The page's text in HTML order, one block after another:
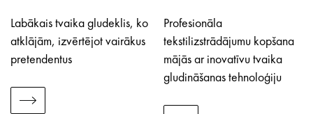
Labākais tvaika gludeklis, ko
atklājām, izvērtējot vairākus
pretendentus
Profesionāla
tekstilizstrādājumu kopšana
mājās ar inovatīvu tvaika
gludināšanas tehnoloģiju